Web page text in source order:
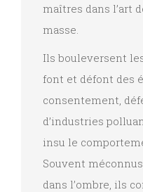
maîtres dans l’art
masse.
Ils bouleversent
font et défont des
consentement,
d’industries
insu le
Souvent
dans l’ombre, ils